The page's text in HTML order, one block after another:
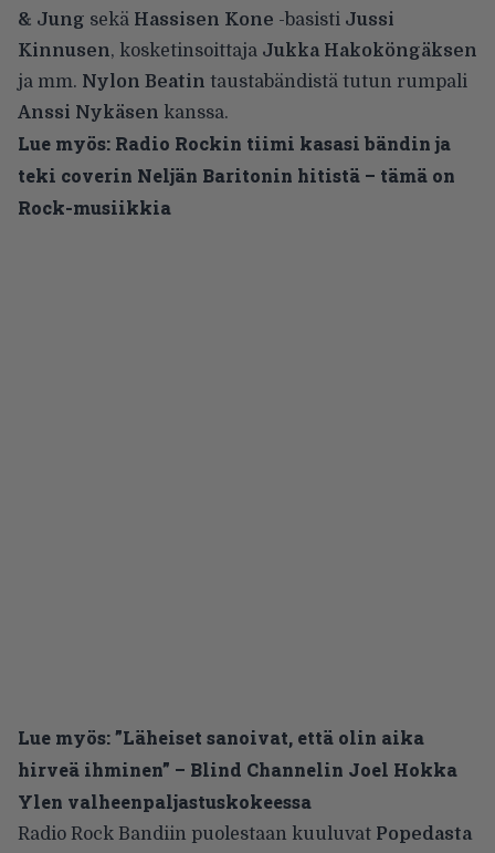
& Jung sekä Hassisen Kone -basisti Jussi
Kinnusen, kosketinsoittaja Jukka Hakoköngäksen
ja mm. Nylon Beatin taustabändistä tutun rumpali
Anssi Nykäsen kanssa.
Lue myös: Radio Rockin tiimi kasasi bändin ja
teki coverin Neljän Baritonin hitistä – tämä on
Rock-musiikkia
Lue myös:”Läheiset sanoivat, että olin aika
hirveä ihminen” – Blind Channelin Joel Hokka
Ylen valheenpaljastuskokeessa
Radio Rock Bandiin puolestaan kuuluvat Popedasta